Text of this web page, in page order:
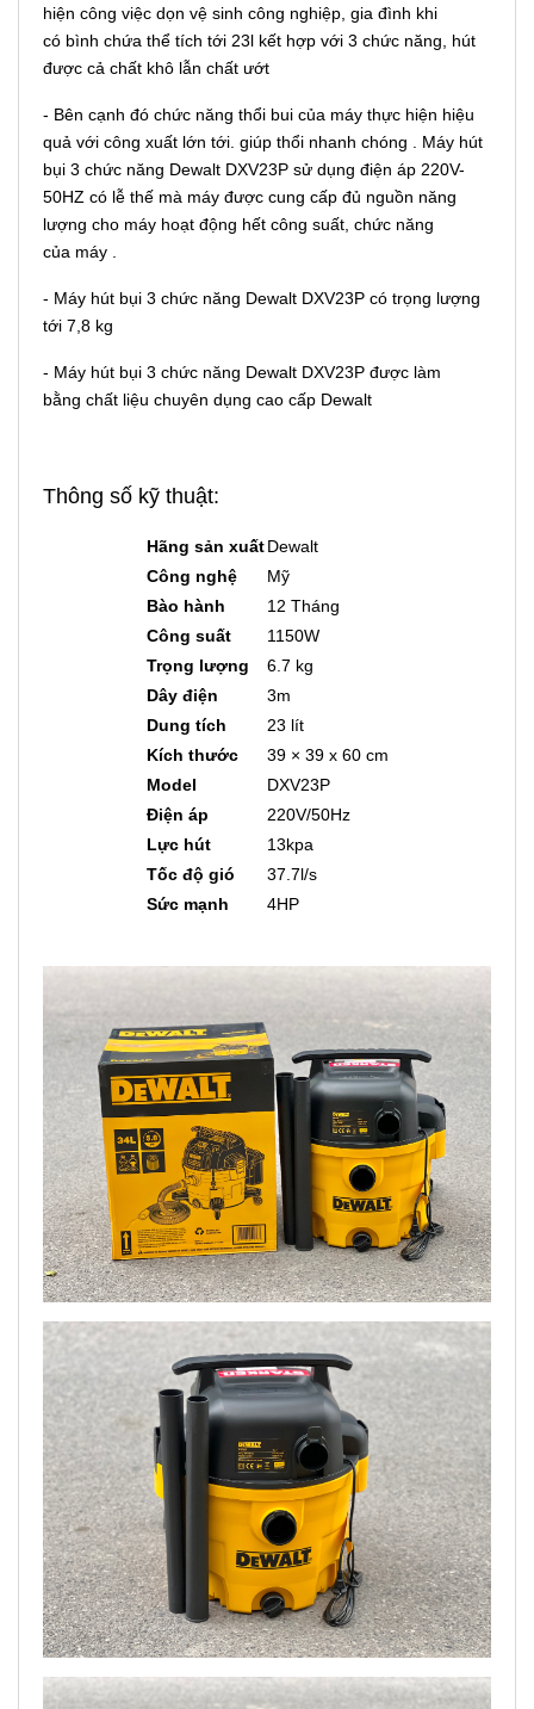
hiện công việc dọn vệ sinh công nghiệp, gia đình khi
có bình chứa thể tích tới 23l kết hợp với 3 chức năng, hút
được cả chất khô lẫn chất ướt
- Bên cạnh đó chức năng thổi bui của máy thực hiện hiệu
quả với công xuất lớn tới. giúp thổi nhanh chóng . Máy hút
bụi 3 chức năng Dewalt DXV23P sử dụng điện áp 220V-
50HZ có lễ thế mà máy được cung cấp đủ nguồn năng
lượng cho máy hoạt động hết công suất, chức năng
của máy .
- Máy hút bụi 3 chức năng Dewalt DXV23P có trọng lượng
tới 7,8 kg
- Máy hút bụi 3 chức năng Dewalt DXV23P được làm
bằng chất liệu chuyên dụng cao cấp Dewalt
Thông số kỹ thuật:
Hãng sản xuất Dewalt
Công nghệ
Mỹ
Bào hành
12 Tháng
Công suất
1150W
Trọng lượng
6.7 kg
Dây điện
3m
Dung tích
23 lít
Kích thước
39 × 39 x 60 cm
Model
DXV23P
Điện áp
220V/50Hz
Lực hút
13kpa
Tốc độ gió
37.7l/s
Sức mạnh
4HP